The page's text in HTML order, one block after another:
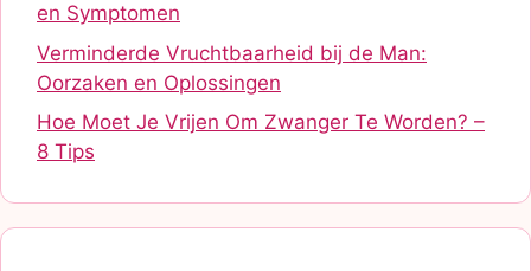
en Symptomen
Verminderde Vruchtbaarheid bij de Man:
Oorzaken en Oplossingen
Hoe Moet Je Vrijen Om Zwanger Te Worden? –
8 Tips